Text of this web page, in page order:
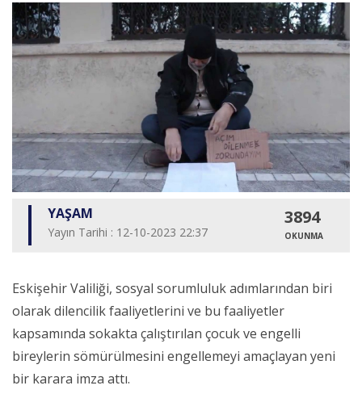
YAŞAM
Yayın Tarihi : 12-10-2023 22:37
3894
OKUNMA
Eskişehir Valiliği, sosyal sorumluluk adımlarından biri
olarak dilencilik faaliyetlerini ve bu faaliyetler
kapsamında sokakta çalıştırılan çocuk ve engelli
bireylerin sömürülmesini engellemeyi amaçlayan yeni
bir karara imza attı.